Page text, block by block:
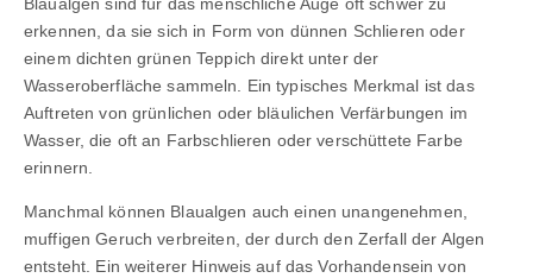
erkennen, da sie sich in Form von dünnen Schlieren oder
einem dichten grünen Teppich direkt unter der
Wasseroberfläche sammeln. Ein typisches Merkmal ist das
Auftreten von grünlichen oder bläulichen Verfärbungen im
Wasser, die oft an Farbschlieren oder verschüttete Farbe
erinnern.
Manchmal können Blaualgen auch einen unangenehmen,
muffigen Geruch verbreiten, der durch den Zerfall der Algen
entsteht. Ein weiterer Hinweis auf das Vorhandensein von